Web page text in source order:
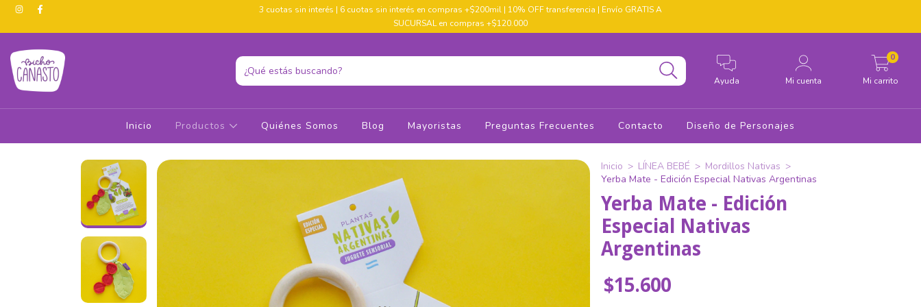
3 cuotas sin interés | 6 cuotas sin interés en compras +$200mil | 10% OFF transferencia | Envío GRATIS A
SUCURSAL en compras +$120.000
Ayuda Mi cuenta Mi carrito
0
Inicio Productos Quiénes Somos Blog Mayoristas Preguntas Frecuentes Contacto Diseño de Personajes
Inicio > LÍNEA BEBÉ > Mordillos Nativas >
Yerba Mate - Edición Especial Nativas Argentinas
Yerba Mate - Edición
Especial Nativas
Argentinas
$15.600